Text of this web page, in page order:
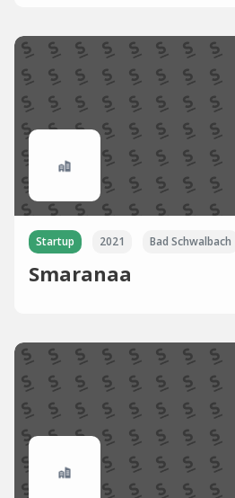
Startup 2021 Bad Schwalbach
Smaranaa